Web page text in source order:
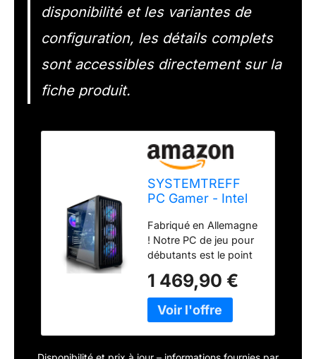
disponibilité et les variantes de
configuration, les détails complets
sont accessibles directement sur la
fiche produit.
SYSTEMTREFF
PC Gamer - Intel
RTX 5060 8Go
Fabriqué en Allemagne
! Notre PC de jeu pour
débutants est le point
tous ceux qui
souhaitent plonger
dans le monde des
1 469,90 €